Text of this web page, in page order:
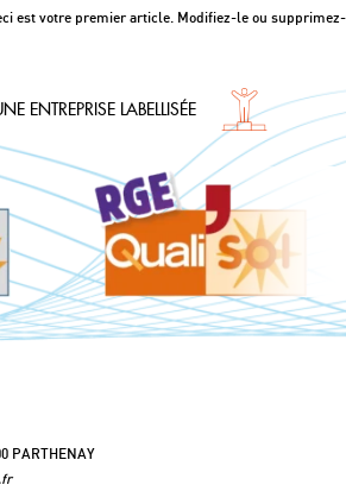
est votre premier article. Modifiez-le ou supprimez-
ENTREPRISE LABELLISÉE
PARTHENAY